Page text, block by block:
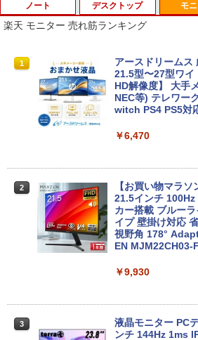
Anker Soundcore
￥7,990
Anker Soundcore
Anker Soundcore
ラック
￥14,990
【2026年アップグ
セリング 自動ペア
付き 防水 タッチ式
BRUCE WAYNE
[Explicit]
BRUCE WAYNE
[Explicit]
￥250
On My Road
￥250
On My Road
by Amazon 天然水
富士山の天然水 バ
ウォーター ペット
￥1,380
【Amazon.co.jp限
by Amazon 天然水
￥1,117
￥1,625
薬屋のひとりごと
ンガンコミックス)
異世界居酒屋「のぶ
エース)
￥832
ONE PIECE モノク
クスDIGITAL)
￥594
HUNTER×HUNTER
ノート
1
【ノートPC用】
保証】通常付属し
が3ヶ月に延長さ
用不可※レビュー
ノートパソコン専
￥1,000
2
おまかせ 中古ノ
11 A4サイズ 15型
EC 等 CPU Intel
SSD128GB 無線
HDMI対応 送料無
in11搭載 パソコ
付き 初心者向け
デスクトップ
1
ポイント10倍 中
プ Windows10【
搭載】富士通
Celeron G1840
OM
￥9,980
2
【中古】【箱付
47 (Late 2014)
7.6 / i7(3GHz) /
2TB 】 【 中古 ビ
業務用 電話機 本
0T/メモリ
NVMe)/
モ
楽天 モニター 売れ筋ランキング
1
アースドリームス
21.5型〜27型ワ
HD解像度】 大手
NEC等) テレワー
witch PS4 PS5対
￥6,470
2
【お買い物マラ
21.5インチ
カー搭載 ブルー
イプ 壁掛け対応
視野角 178°
EN MJM22CH03-
￥9,930
3
液晶モニター PC
ンチ 144Hz 1ms